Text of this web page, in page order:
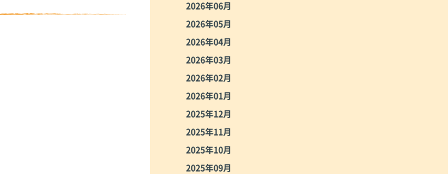
2026年06月
2026年05月
2026年04月
2026年03月
2026年02月
2026年01月
2025年12月
2025年11月
2025年10月
2025年09月